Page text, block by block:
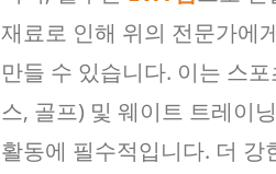
재료로 인해 위의 전문가에
만들 수 있습니다. 이는 스
스, 골프) 및 웨이트 트레이
활동에 필수적입니다. 더 강